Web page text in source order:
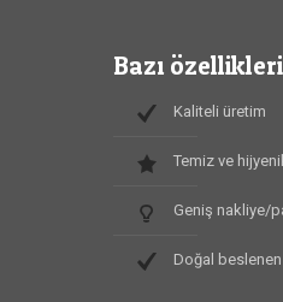
Bazı
Kaliteli üretim
Temiz ve
Geniş nakliye/
Doğal